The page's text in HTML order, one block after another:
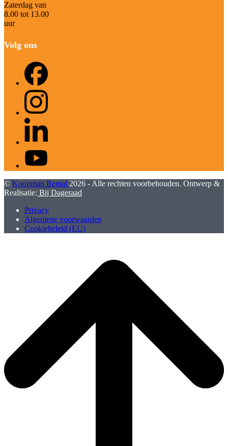
Zaterdag van
8.00 tot 13.00
uur
Volg ons
Instagram
© Koopman Rental 2026 - Alle rechten voorbehouden. Ontwerp &
Realisatie: Bij Dageraad
Privacy
Algemene voorwaarden
Cookiebeleid (EU)